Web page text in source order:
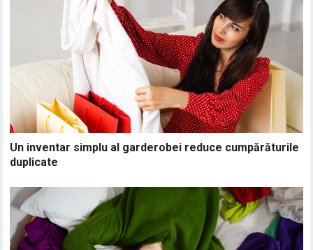
Un inventar simplu al garderobei reduce cumpărăturile
duplicate